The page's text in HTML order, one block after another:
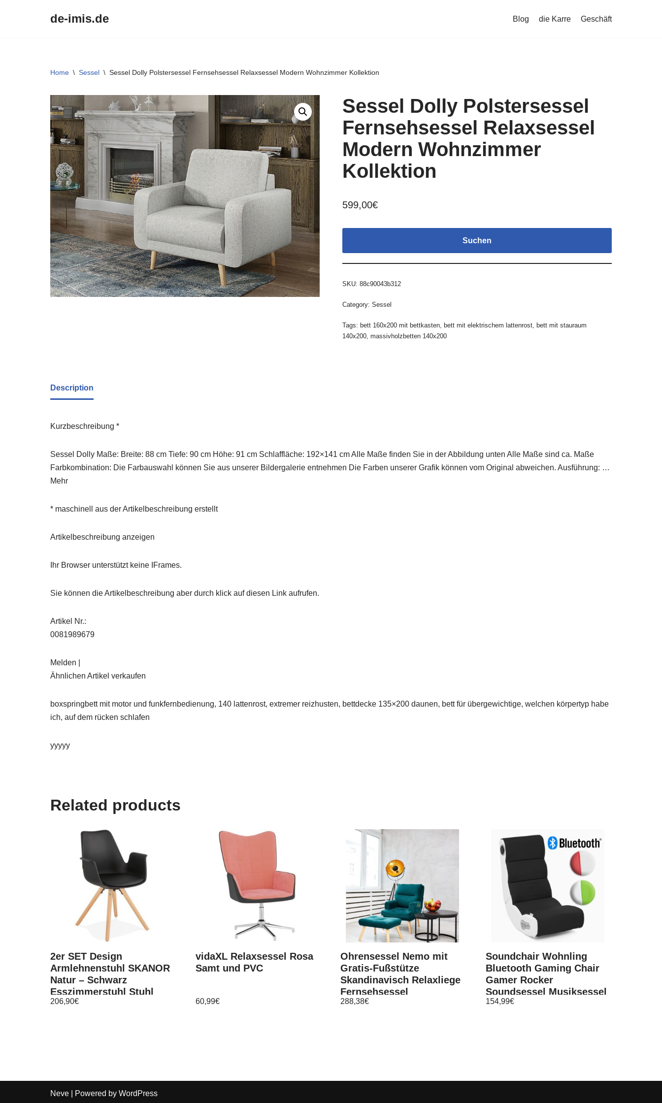
de-imis.de Blog die Karre Geschäft
Home \ Sessel \ Sessel Dolly Polstersessel Fernsehsessel Relaxsessel Modern Wohnzimmer Kollektion
Sessel Dolly Polstersessel
Fernsehsessel Relaxsessel
Modern Wohnzimmer
Kollektion
599,00€
Suchen
SKU: 88c90043b312
Category: Sessel
Tags: bett 160x200 mit bettkasten, bett mit elektrischem lattenrost, bett mit stauraum
140x200, massivholzbetten 140x200
Description
Kurzbeschreibung *
Sessel Dolly Maße: Breite: 88 cm Tiefe: 90 cm Höhe: 91 cm Schlaffläche: 192×141 cm Alle Maße finden Sie in der Abbildung unten Alle Maße sind ca. Maße
Farbkombination: Die Farbauswahl können Sie aus unserer Bildergalerie entnehmen Die Farben unserer Grafik können vom Original abweichen. Ausführung: …
Mehr
* maschinell aus der Artikelbeschreibung erstellt
Artikelbeschreibung anzeigen
Ihr Browser unterstützt keine IFrames.
Sie können die Artikelbeschreibung aber durch klick auf diesen Link aufrufen.
Artikel Nr.:
0081989679
Melden |
Ähnlichen Artikel verkaufen
boxspringbett mit motor und funkfernbedienung, 140 lattenrost, extremer reizhusten, bettdecke 135×200 daunen, bett für übergewichtige, welchen körpertyp habe
ich, auf dem rücken schlafen
yyyyy
Related products
2er SET Design
Armlehnenstuhl SKANOR
Natur – Schwarz
Esszimmerstuhl Stuhl
Esszimmer
206,90€
vidaXL Relaxsessel Rosa
Samt und PVC
60,99€
Ohrensessel Nemo mit
Gratis-Fußstütze
Skandinavisch Relaxliege
Fernsehsessel
288,38€
Soundchair Wohnling
Bluetooth Gaming Chair
Gamer Rocker
Soundsessel Musiksessel
154,99€
Neve | Powered by WordPress